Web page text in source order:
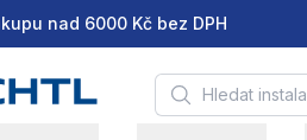
nad 6000 Kč bez DPH
Hledat